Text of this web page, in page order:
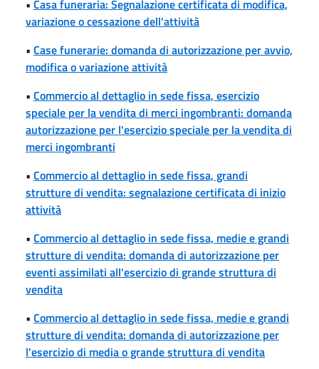
• Casa funeraria: Segnalazione certificata di modifica,
variazione o cessazione dell'attività
• Case funerarie: domanda di autorizzazione per avvio,
modifica o variazione attività
• Commercio al dettaglio in sede fissa, esercizio
speciale per la vendita di merci ingombranti: domanda
autorizzazione per l'esercizio speciale per la vendita di
merci ingombranti
• Commercio al dettaglio in sede fissa, grandi
strutture di vendita: segnalazione certificata di inizio
attività
• Commercio al dettaglio in sede fissa, medie e grandi
strutture di vendita: domanda di autorizzazione per
eventi assimilati all'esercizio di grande struttura di
vendita
• Commercio al dettaglio in sede fissa, medie e grandi
strutture di vendita: domanda di autorizzazione per
l'esercizio di media o grande struttura di vendita